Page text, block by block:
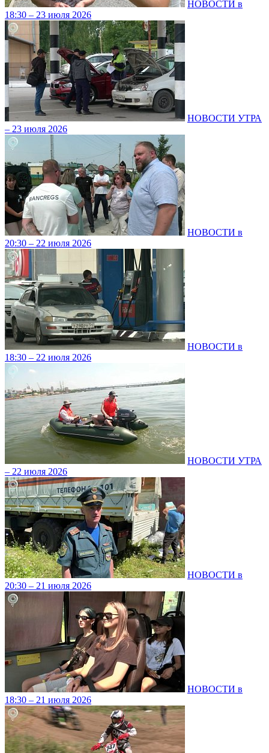
НОВОСТИ в
18:30 – 23 июля 2026
НОВОСТИ УТРА
– 23 июля 2026
НОВОСТИ в
20:30 – 22 июля 2026
НОВОСТИ в
18:30 – 22 июля 2026
НОВОСТИ УТРА
– 22 июля 2026
НОВОСТИ в
20:30 – 21 июля 2026
НОВОСТИ в
18:30 – 21 июля 2026